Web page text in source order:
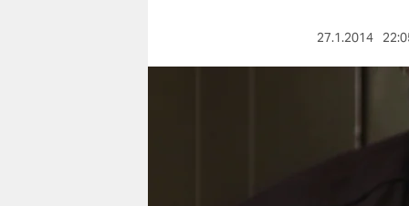
27.1.2014